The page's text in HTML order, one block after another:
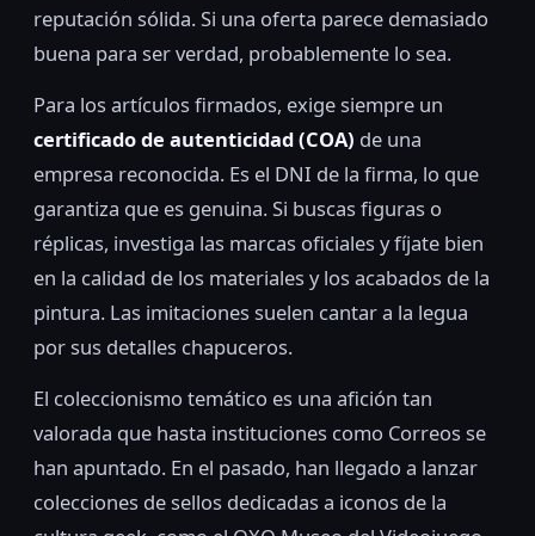
reputación sólida. Si una oferta parece demasiado
buena para ser verdad, probablemente lo sea.
Para los artículos firmados, exige siempre un
certificado de autenticidad (COA) de una
empresa reconocida. Es el DNI de la firma, lo que
garantiza que es genuina. Si buscas figuras o
réplicas, investiga las marcas oficiales y fíjate bien
en la calidad de los materiales y los acabados de la
pintura. Las imitaciones suelen cantar a la legua
por sus detalles chapuceros.
El coleccionismo temático es una afición tan
valorada que hasta instituciones como Correos se
han apuntado. En el pasado, han llegado a lanzar
colecciones de sellos dedicadas a iconos de la